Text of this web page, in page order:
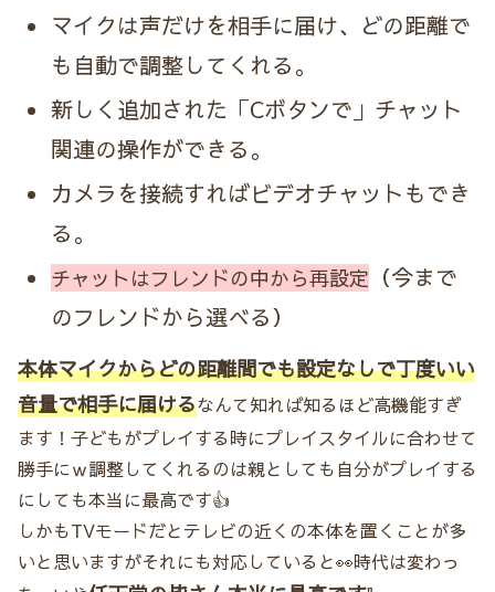
マイクは声だけを相手に届け、どの距離で
も自動で調整してくれる。
新しく追加された「Cボタンで」チャット
関連の操作ができる。
カメラを接続すればビデオチャットもでき
る。
チャットはフレンドの中から再設定 （今まで
のフレンドから選べる）
本体マイクからどの距離間でも設定なしで丁度いい
音量で相手に届けるなんて知れば知るほど高機能すぎ
ます！子どもがプレイする時にプレイスタイルに合わせて
勝手にｗ調整してくれるのは親としても自分がプレイする
にしても本当に最高です👍
しかもTVモードだとテレビの近くの本体を置くことが多
いと思いますがそれにも対応していると👀時代は変わっ